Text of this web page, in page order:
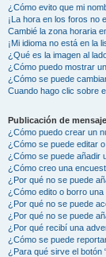
¿Cómo evito que mi
¡La hora en los foros no
Cambié la zona horaria
¡Mi idioma no está en la
¿Qué es la imagen al
¿Cómo puedo mostrar
¿Cómo se puede
Cuando hago clic sobre
Publicación de
¿Cómo puedo crear un
¿Cómo se puede editar
¿Cómo se puede añadir
¿Cómo creo una
¿Por qué no se puede
¿Cómo edito o borro
¿Por qué no se puede
¿Por qué no se puede
¿Por qué recibí una
¿Cómo se puede
¿Para qué sirve el botón